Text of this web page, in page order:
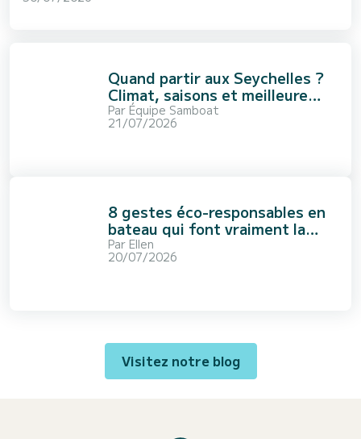
Quand partir aux Seychelles ?
Climat, saisons et meilleure
période
Par Équipe Samboat
21/07/2026
8 gestes éco-responsables en
bateau qui font vraiment la
différence
Par Ellen
20/07/2026
Visitez notre blog